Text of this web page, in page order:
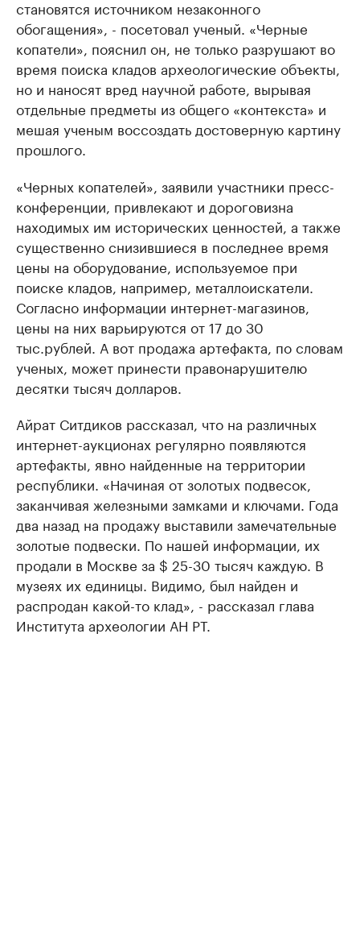
становятся источником незаконного
обогащения», - посетовал ученый. «Черные
копатели», пояснил он, не только разрушают во
время поиска кладов археологические объекты,
но и наносят вред научной работе, вырывая
отдельные предметы из общего «контекста» и
мешая ученым воссоздать достоверную картину
прошлого.
«Черных копателей», заявили участники пресс-
конференции, привлекают и дороговизна
находимых им исторических ценностей, а также
существенно снизившиеся в последнее время
цены на оборудование, используемое при
поиске кладов, например, металлоискатели.
Согласно информации интернет-магазинов,
цены на них варьируются от 17 до 30
тыс.рублей. А вот продажа артефакта, по словам
ученых, может принести правонарушителю
десятки тысяч долларов.
Айрат Ситдиков рассказал, что на различных
интернет-аукционах регулярно появляются
артефакты, явно найденные на территории
республики. «Начиная от золотых подвесок,
заканчивая железными замками и ключами. Года
два назад на продажу выставили замечательные
золотые подвески. По нашей информации, их
продали в Москве за $ 25-30 тысяч каждую. В
музеях их единицы. Видимо, был найден и
распродан какой-то клад», - рассказал глава
Института археологии АН РТ.